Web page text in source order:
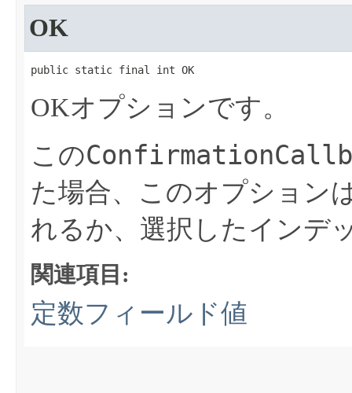
OK
public static final int OK
OKオプションです。
この
た場合、このオプション
れるか、選択したインデ
関連項目:
定数フィールド値